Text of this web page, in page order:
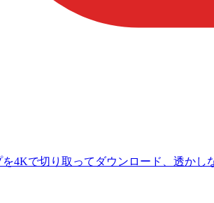
を4Kで切り取ってダウンロード、透かし